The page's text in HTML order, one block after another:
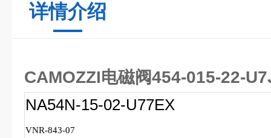
详情介绍
CAMOZZI电磁阀454-015-22-
NA54N-15-02-U77EX
VNR-843-07